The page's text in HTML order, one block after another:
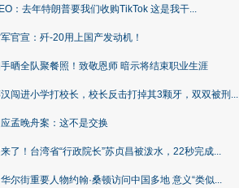
：去年特朗普要我们收购TikTok 这是我干...
官宣：歼-20用上国产发动机！
晒全队聚餐照！致敬恩师 暗示将结束职业生涯
闯进小学打校长，校长反击打掉其3颗牙，双双被刑...
孟晚舟案：这不是交换
了！台湾省“行政院长”苏贞昌被泼水，22秒完成...
尔街重要人物约翰·桑顿访问中国多地 意义“类似...